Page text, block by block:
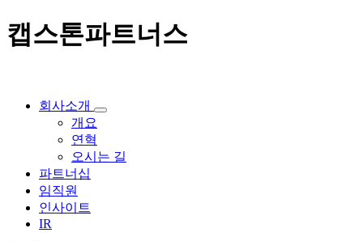
캡스톤파트너스
회사소개
개요
연혁
오시는 길
파트너십
임직원
인사이트
IR